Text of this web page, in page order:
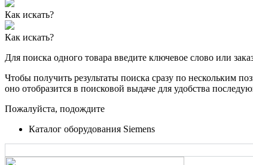
Как искать?
Как искать?
Для поиска одного товара введите ключевое слово или
Чтобы получить результаты поиска сразу по нескольким
оно отобразится в поисковой выдаче для удобства
Пожалуйста, подождите
Каталог оборудования Siemens